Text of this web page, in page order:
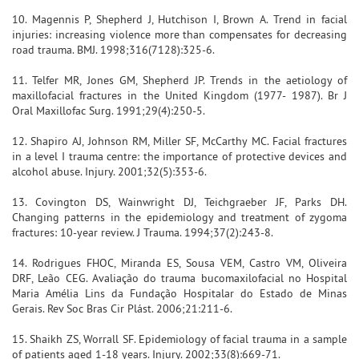
10. Magennis P, Shepherd J, Hutchison I, Brown A. Trend in facial
injuries: increasing violence more than compensates for decreasing
road trauma. BMJ. 1998;316(7128):325-6.
11. Telfer MR, Jones GM, Shepherd JP. Trends in the aetiology of
maxillofacial fractures in the United Kingdom (1977- 1987). Br J
Oral Maxillofac Surg. 1991;29(4):250-5.
12. Shapiro AJ, Johnson RM, Miller SF, McCarthy MC. Facial fractures
in a level I trauma centre: the importance of protective devices and
alcohol abuse. Injury. 2001;32(5):353-6.
13. Covington DS, Wainwright DJ, Teichgraeber JF, Parks DH.
Changing patterns in the epidemiology and treatment of zygoma
fractures: 10-year review. J Trauma. 1994;37(2):243-8.
14. Rodrigues FHOC, Miranda ES, Sousa VEM, Castro VM, Oliveira
DRF, Leão CEG. Avaliação do trauma bucomaxilofacial no Hospital
Maria Amélia Lins da Fundação Hospitalar do Estado de Minas
Gerais. Rev Soc Bras Cir Plást. 2006;21:211-6.
15. Shaikh ZS, Worrall SF. Epidemiology of facial trauma in a sample
of patients aged 1-18 years. Injury. 2002;33(8):669-71.